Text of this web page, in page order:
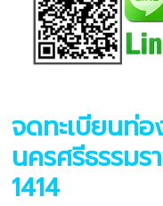
จดทะเบียนท่อ
นครศรีธรรม
1414